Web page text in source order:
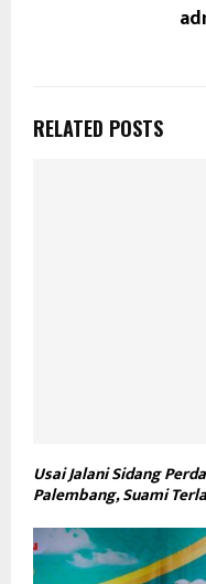
RELATED POSTS
Usai Jalani Sidang
Palembang, Suami